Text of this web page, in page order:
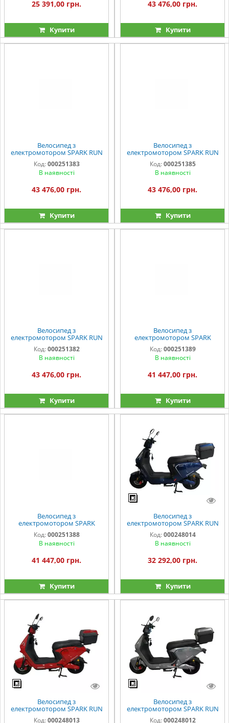
25 391,00 грн.
Купити
43 476,00 грн.
Купити
Велосипед з
електромотором SPARK RUN
EVO 14" 72V/1200W/20Ah
сірий
Код: 000251383
В наявності
43 476,00 грн.
Купити
Велосипед з
електромотором SPARK RUN
EVO 14" 72V/1200W/20Ah
зелений
Код: 000251385
В наявності
43 476,00 грн.
Купити
Велосипед з
електромотором SPARK RUN
EVO 14" 72V/1200W/20Ah
чорний
Код: 000251382
В наявності
43 476,00 грн.
Купити
Велосипед з
електромотором SPARK
BOOST EVO 14"
72V/1200W/20Ah бірюзовий
Код: 000251389
В наявності
41 447,00 грн.
Купити
Велосипед з
електромотором SPARK
BOOST EVO 14"
72V/1200W/20Ah білий
Код: 000251388
В наявності
41 447,00 грн.
Купити
Велосипед з
електромотором SPARK RUN
14" 60V/1000W/25Ah синій
Код: 000248014
В наявності
32 292,00 грн.
Купити
Велосипед з
електромотором SPARK RUN
14" 60V/1000W/25Ah
Код: 000248013
Велосипед з
електромотором SPARK RUN
14" 60V/1000W/25Ah сірий
Код: 000248012